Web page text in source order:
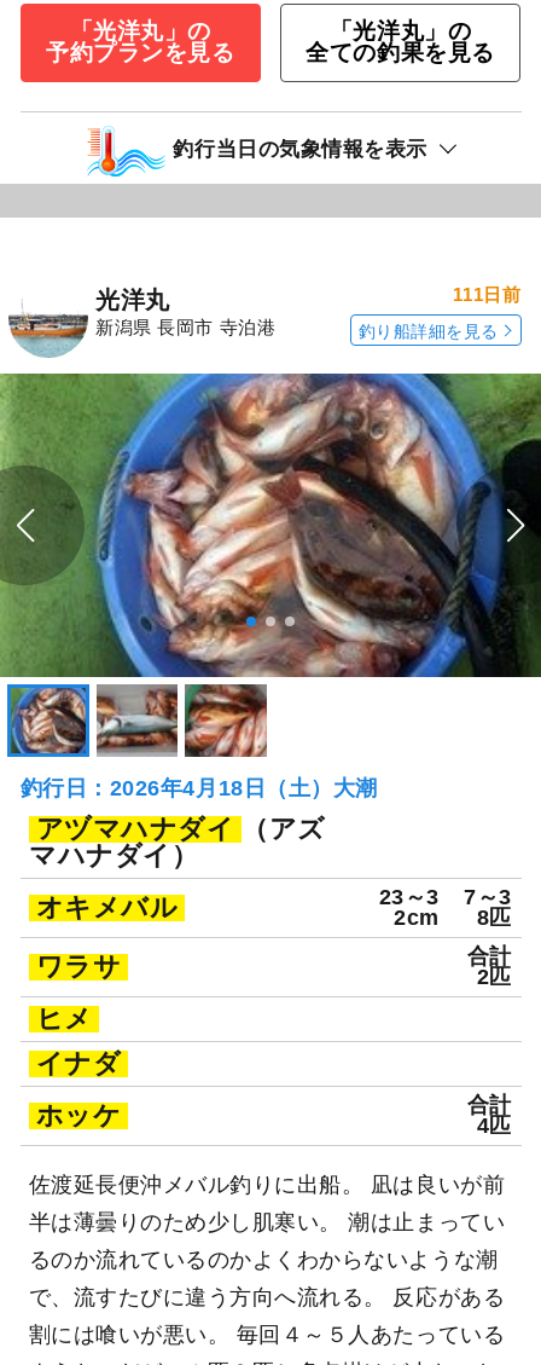
「光洋丸」の
予約プランを見る
「光洋丸」の
全ての釣果を見る
釣行当日の気象情報を表示
光洋丸
新潟県 長岡市 寺泊港
111日前
釣り船詳細を見る
釣行日：2026年4月18日（土）大潮
アヅマハナダイ
（アズ
マハナダイ）
オキメバル
23～3
2cm
7～3
8匹
ワラサ
合計
2匹
ヒメ
イナダ
ホッケ
合計
4匹
佐渡延長便沖メバル釣りに出船。 凪は良いが前
半は薄曇りのため少し肌寒い。 潮は止まってい
るのか流れているのかよくわからないような潮
で、流すたびに違う方向へ流れる。 反応がある
割には喰いが悪い。 毎回４～５人あたっている